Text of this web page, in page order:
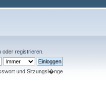
oder registrieren
und Sitzungsl�nge